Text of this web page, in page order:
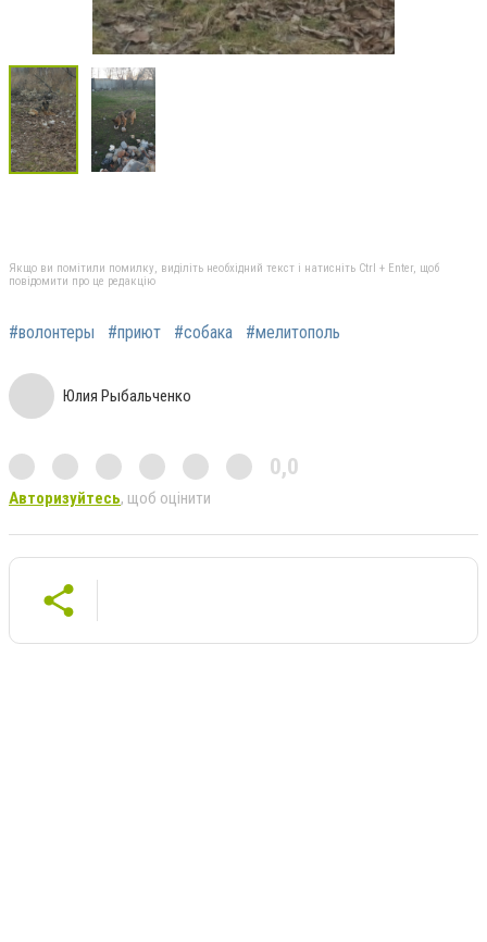
Якщо ви помітили помилку, виділіть необхідний текст і натисніть Ctrl + Enter, щоб
повідомити про це редакцію
#волонтеры #приют #собака #мелитополь
Юлия Рыбальченко
0,0
Авторизуйтесь, щоб оцінити